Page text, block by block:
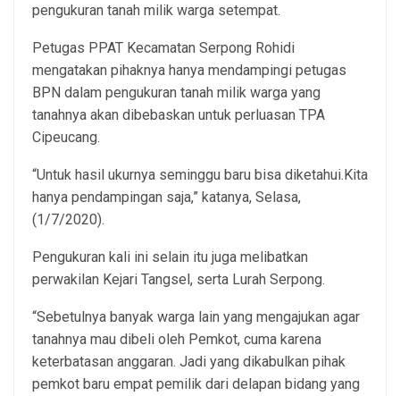
pengukuran tanah milik warga setempat.
Petugas PPAT Kecamatan Serpong Rohidi
mengatakan pihaknya hanya mendampingi petugas
BPN dalam pengukuran tanah milik warga yang
tanahnya akan dibebaskan untuk perluasan TPA
Cipeucang.
“Untuk hasil ukurnya seminggu baru bisa diketahui.Kita
hanya pendampingan saja,” katanya, Selasa,
(1/7/2020).
Pengukuran kali ini selain itu juga melibatkan
perwakilan Kejari Tangsel, serta Lurah Serpong.
“Sebetulnya banyak warga lain yang mengajukan agar
tanahnya mau dibeli oleh Pemkot, cuma karena
keterbatasan anggaran. Jadi yang dikabulkan pihak
pemkot baru empat pemilik dari delapan bidang yang